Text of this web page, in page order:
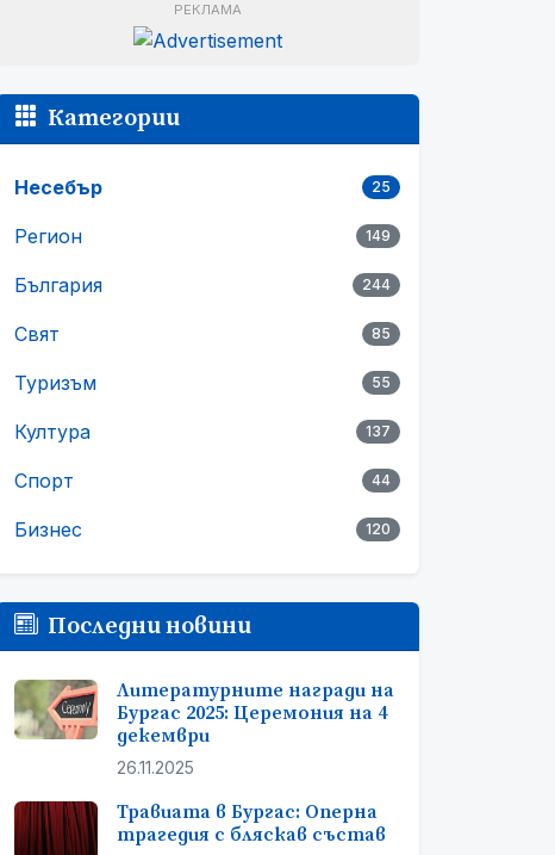
РЕКЛАМА
Категории
Несебър 25
Регион 149
България 244
Свят 85
Туризъм 55
Култура 137
Спорт 44
Бизнес 120
Последни новини
Литературните награди на
Бургас 2025: Церемония на 4
декември
26.11.2025
Травиата в Бургас: Оперна
трагедия с бляскав състав